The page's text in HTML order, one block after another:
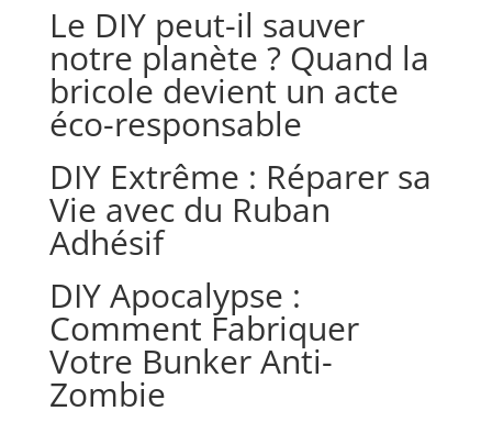
Le DIY peut-il sauver
notre planète ? Quand la
bricole devient un acte
éco-responsable
DIY Extrême : Réparer sa
Vie avec du Ruban
Adhésif
DIY Apocalypse :
Comment Fabriquer
Votre Bunker Anti-
Zombie